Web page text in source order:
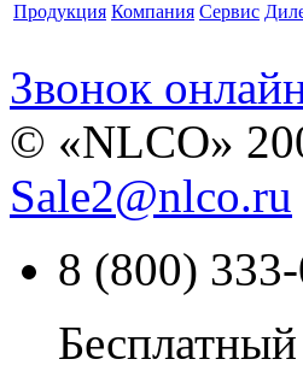
Продукция Компания Сервис
Звонок
© «NLCO»
Sale2@nlco.ru
8 (800)